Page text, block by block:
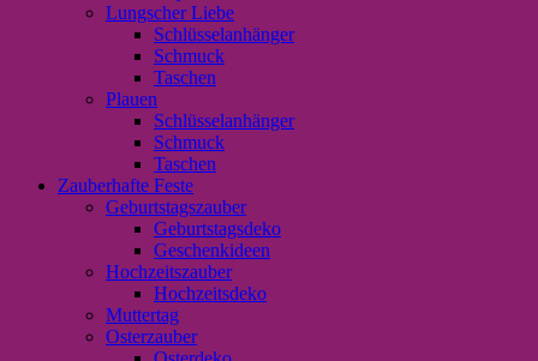
Lungscher Liebe
Schlüsselanhänger
Schmuck
Taschen
Plauen
Schlüsselanhänger
Schmuck
Taschen
Zauberhafte Feste
Geburtstagszauber
Geburtstagsdeko
Geschenkideen
Hochzeitszauber
Hochzeitsdeko
Muttertag
Osterzauber